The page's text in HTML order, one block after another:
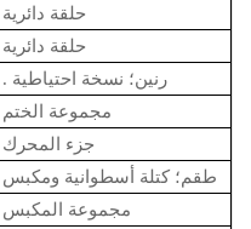
حلقة دائرية
حلقة دائرية
. رنين؛ نسخة احتياطية
مجموعة الختم
جزء المحرك
طقم؛ كتلة أسطوانية ومكبس
مجموعة المكبس